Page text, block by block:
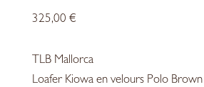
325,00 €
TLBMallorca
Loafer Kiowa en velours Polo Brown